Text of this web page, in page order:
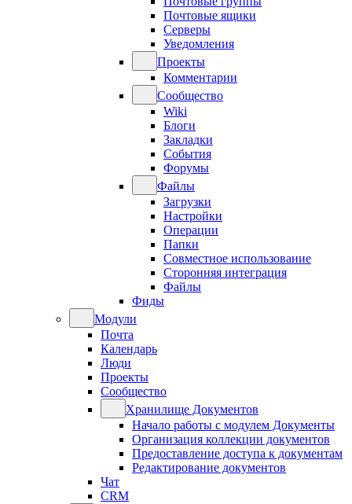
Почтовые ящики
Серверы
Уведомления
Проекты
Комментарии
Сообщество
Wiki
Блоги
Закладки
События
Форумы
Файлы
Загрузки
Настройки
Операции
Папки
Совместное использование
Сторонняя интеграция
Файлы
Фиды
Модули
Почта
Календарь
Люди
Проекты
Сообщество
Хранилище Документов
Начало работы с модулем Документы
Организация коллекции документов
Предоставление доступа к документам
Редактирование документов
Чат
CRM